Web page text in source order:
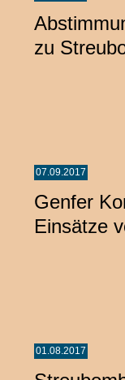
zu
07.09.2017
Genfer
Einsätze
01.08.2017